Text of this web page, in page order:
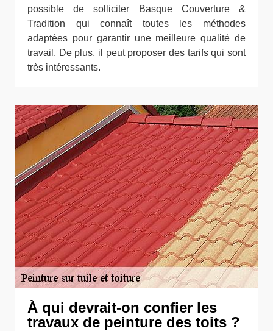
possible de solliciter Basque Couverture &
Tradition qui connaît toutes les méthodes
adaptées pour garantir une meilleure qualité de
travail. De plus, il peut proposer des tarifs qui sont
très intéressants.
À qui devrait-on confier les
travaux de peinture des toits ?